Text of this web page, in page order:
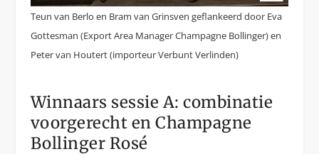
Teun van Berlo en Bram van Grinsven geflankeerd door Eva
Gottesman (Export Area Manager Champagne Bollinger) en
Peter van Houtert (importeur Verbunt Verlinden)
Winnaars sessie A: combinatie
voorgerecht en Champagne
Bollinger Rosé